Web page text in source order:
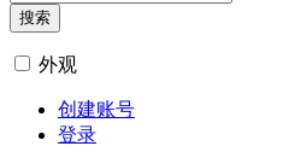
搜索
外观
创建账号
登录